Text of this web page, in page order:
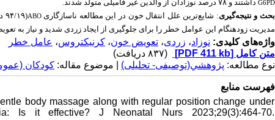
G6PD داشتند و ۷۸ درصد نوزادان از والدین غیر فامیلی متولد شدند
بحث و نتیجه‌گیری: شایع‌ترین علل انتقال خون در این مطالعه ناسازگاریABO(۹۴/۱۹ درصد)، ناسازگاری
مدیریت زودهنگام این عوامل خطر را برای جلوگیری از ایجاد زردی شدید و نیاز به
واژه‌های کلیدی: نوزاد، زردی، تعویض خون، کرنیکتروس، عامل خطر
متن کامل [PDF 411 kb]
(۸۳۷ دریافت)
نوع مطالعه: پژوهشي(توصیفی- تحلیلی) | موضوع مقاله: کودکان
فهرست منابع
body massage along with regular position change under
Is it effective? J Neonatal Nurs 2023;29(3):464-70.